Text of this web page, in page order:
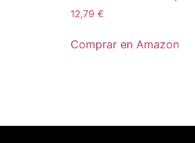
12,79 €
Comprar en Amazon